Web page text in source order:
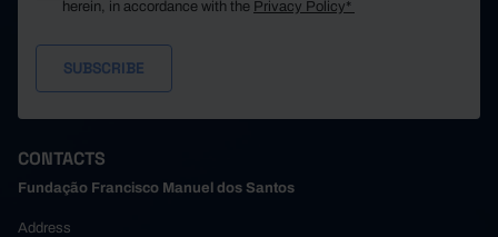
herein, in accordance with the Privacy Policy*
CONTACTS
Fundação Francisco Manuel dos Santos
Address